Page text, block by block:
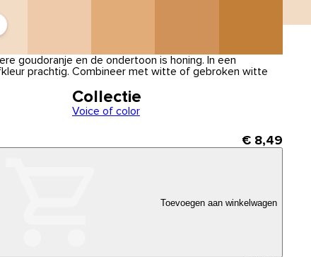
goudoranje en de ondertoon is honing. In een
prachtig. Combineer met witte of gebroken witte
Collectie
Voice of color
€ 8,49
Toevoegen aan winkelwagen